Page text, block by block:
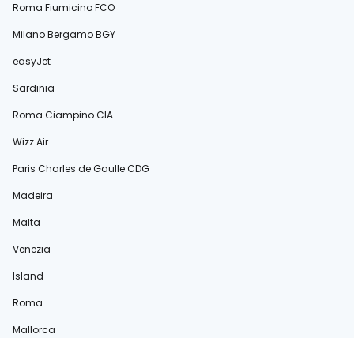
Roma Fiumicino FCO
Milano Bergamo BGY
easyJet
Sardinia
Roma Ciampino CIA
Wizz Air
Paris Charles de Gaulle CDG
Madeira
Malta
Venezia
Island
Roma
Mallorca